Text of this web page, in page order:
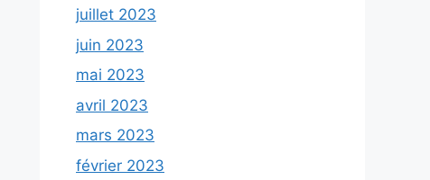
juillet 2023
juin 2023
mai 2023
avril 2023
mars 2023
février 2023